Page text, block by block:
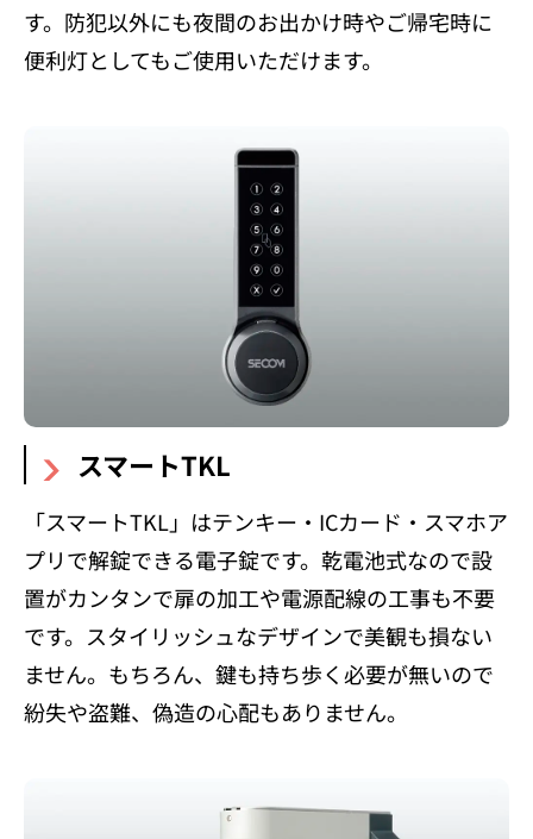
す。防犯以外にも夜間のお出かけ時やご帰宅時に
便利灯としてもご使用いただけます。
スマートTKL
「スマートTKL」はテンキー・ICカード・スマホア
プリで解錠できる電子錠です。乾電池式なので設
置がカンタンで扉の加工や電源配線の工事も不要
です。スタイリッシュなデザインで美観も損ない
ません。もちろん、鍵も持ち歩く必要が無いので
紛失や盗難、偽造の心配もありません。